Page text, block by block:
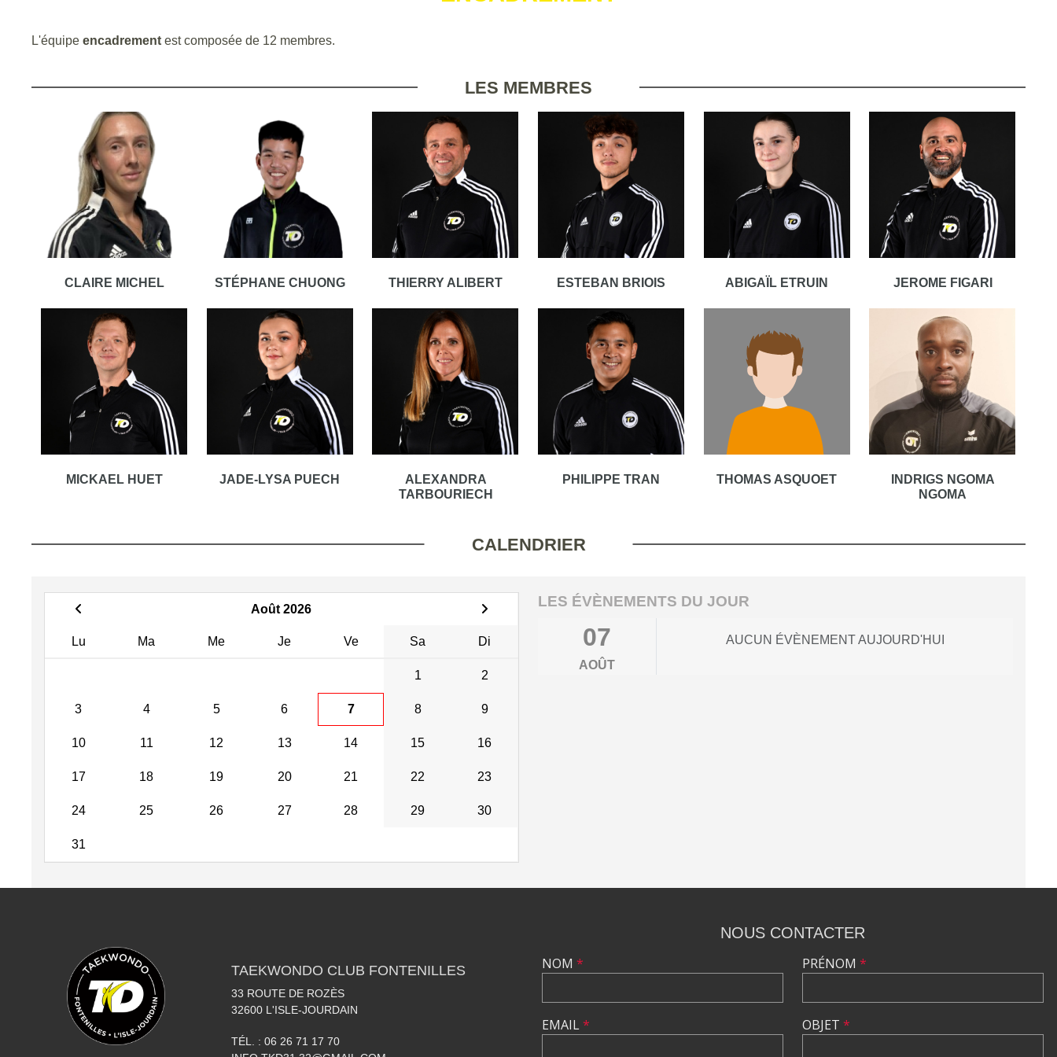
L'équipe encadrement est composée de 12 membres.
LES MEMBRES
CLAIRE MICHEL STÉPHANE CHUONG THIERRY ALIBERT ESTEBAN BRIOIS ABIGAÏL ETRUIN JEROME FIGARI
MICKAEL HUET JADE-LYSA PUECH
ALEXANDRA
TARBOURIECH
PHILIPPE TRAN THOMAS ASQUOET
INDRIGS NGOMA
NGOMA
CALENDRIER
Août 2026
Lu Ma Me Je Ve Sa Di
1 2
3 4 5 6 7 8 9
10 11 12 13 14 15 16
17 18 19 20 21 22 23
24 25 26 27 28 29 30
31
LES ÉVÈNEMENTS DU JOUR
07
AOÛT
AUCUN ÉVÈNEMENT AUJOURD'HUI
TAEKWONDO CLUB FONTENILLES
33 ROUTE DE ROZÈS
32600 L'ISLE-JOURDAIN
TÉL. : 06 26 71 17 70
NOUS CONTACTER
NOM *
EMAIL*
PRÉNOM *
OBJET *